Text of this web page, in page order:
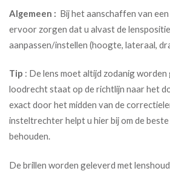
Algemeen : Bij het aanschaffen van
ervoor zorgen dat u alvast de
aanpassen/instellen (hoogte, lateraal,
Tip : De lens moet altijd zodanig
loodrecht staat op de richtlijn naar het
exact door het midden van de
insteltrechter helpt u hier bij om de
behouden.
De brillen worden geleverd met